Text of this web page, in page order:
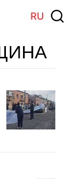
RU